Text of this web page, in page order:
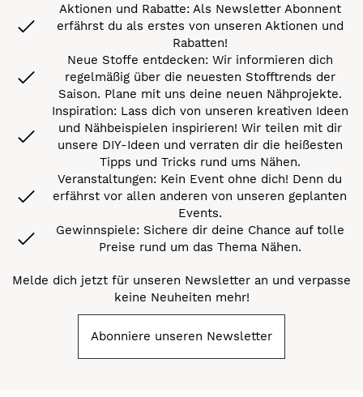
Aktionen und Rabatte: Als Newsletter Abonnent
erfährst du als erstes von unseren Aktionen und
Rabatten!
Neue Stoffe entdecken: Wir informieren dich
regelmäßig über die neuesten Stofftrends der
Saison. Plane mit uns deine neuen Nähprojekte.
Inspiration: Lass dich von unseren kreativen Ideen
und Nähbeispielen inspirieren! Wir teilen mit dir
unsere DIY-Ideen und verraten dir die heißesten
Tipps und Tricks rund ums Nähen.
Veranstaltungen: Kein Event ohne dich! Denn du
erfährst vor allen anderen von unseren geplanten
Events.
Gewinnspiele: Sichere dir deine Chance auf tolle
Preise rund um das Thema Nähen.
Melde dich jetzt für unseren Newsletter an und verpasse
keine Neuheiten mehr!
Abonniere unseren Newsletter